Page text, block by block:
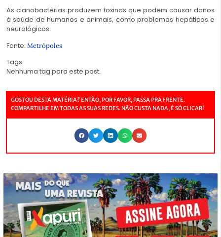
As cianobactérias produzem toxinas que podem causar danos
à saúde de humanos e animais, como problemas hepáticos e
neurológicos.
Fonte: Metrópoles
Tags:
Nenhuma tag para este post.
GOSTOU DESTA MATÉRIA? ENTÃO, POR FAVOR, PASSA PRA FRENTE.
COMPARTILHE EM TODAS AS SUAS REDES. NÃO CUSTA NADA, É SÓ CLICAR!